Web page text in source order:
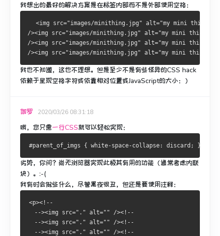
我想出的最好的解决方案是在标签内部而不是外部使用空格：
  <img src="images/minithing.jpg" alt="my mini thing"
/><img src="images/minithing.jpg" alt="my mini thing"
/><img src="images/minithing.jpg" alt="my mini thing"
/><img src="images/minithing.jpg" alt="my mini thing" />
我也不知道，这也不理想。 但是至少不是有些怪异的CSS hack
依赖于呈现空格字符或依靠相对位置或JavaScript的大小：）
伽罗 2020/03/26 08:31:18
哦，您只需一行CSS就可以轻松实现：
劣势，你问？ 尚无浏览器实现此极其有用的功能（通常考虑内联
块）。 :-(
我有时会做些什么，尽管黑夜很丑，但还是要使用注释：
<p><!--
  --><img src="." alt="" /><!--
  --><img src="." alt="" /><!--
  --><img src="." alt="" /><!--